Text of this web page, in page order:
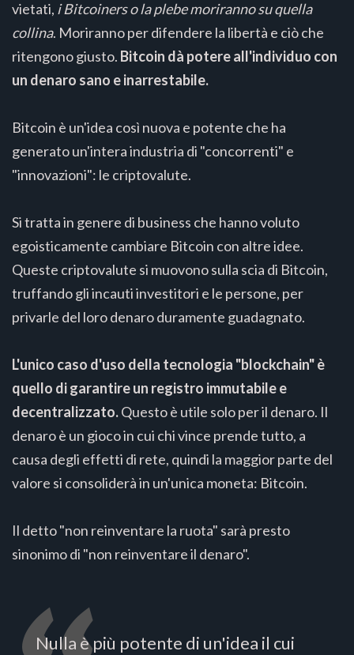
vietati, i Bitcoiners o la plebe moriranno su quella
collina. Moriranno per difendere la libertà e ciò che
ritengono giusto. Bitcoin dà potere all'individuo con
un denaro sano e inarrestabile.
Bitcoin è un'idea così nuova e potente che ha
generato un'intera industria di "concorrenti" e
"innovazioni": le criptovalute.
Si tratta in genere di business che hanno voluto
egoisticamente cambiare Bitcoin con altre idee.
Queste criptovalute si muovono sulla scia di Bitcoin,
truffando gli incauti investitori e le persone, per
privarle del loro denaro duramente guadagnato.
L'unico caso d'uso della tecnologia "blockchain" è
quello di garantire un registro immutabile e
decentralizzato.Questo è utile solo per il denaro. Il
denaro è un gioco in cui chi vince prende tutto, a
causa degli effetti di rete, quindi la maggior parte del
valore si consoliderà in un'unica moneta: Bitcoin.
Il detto "non reinventare la ruota" sarà presto
sinonimo di "non reinventare il denaro".
Nulla è più potente di un'idea il cui